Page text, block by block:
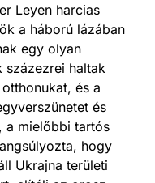
Leyen harcias
a háború lázában
egy olyan
százezrei haltak
és a
és
a mielőbbi tartós
hogy
Ukrajna területi